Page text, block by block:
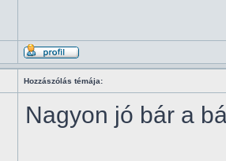
Hozzászólás témája:
Nagyon jó bár a